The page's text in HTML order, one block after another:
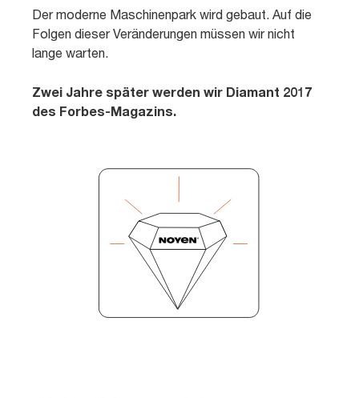
Der moderne Maschinenpark wird gebaut. Auf die
Folgen dieser Veränderungen müssen wir nicht
lange warten.
Zwei Jahre später werden wir Diamant 2017
des Forbes-Magazins.